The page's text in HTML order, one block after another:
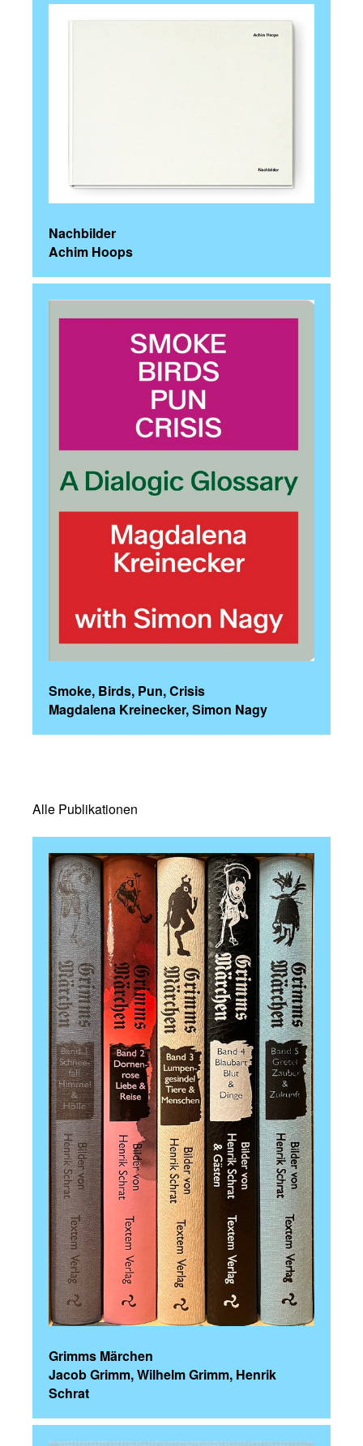
Nachbilder
Achim Hoops
Smoke, Birds, Pun, Crisis
Magdalena Kreinecker, Simon Nagy
Alle Publikationen
Grimms Märchen
Jacob Grimm, Wilhelm Grimm, Henrik
Schrat